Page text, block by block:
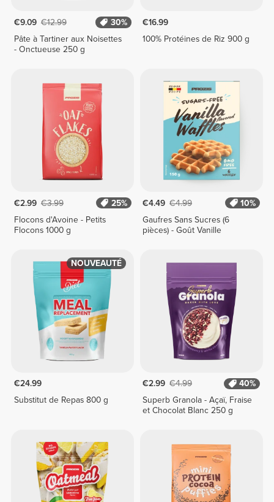
€9.09 €12.99
30%
Pâte à Tartiner aux Noisettes
- Onctueuse 250 g
€16.99
100% Protéines de Riz 900 g
€2.99 €3.99
25%
Flocons d'Avoine - Petits
Flocons 1000 g
€4.49 €4.99
10%
Gaufres Sans Sucres (6
pièces) - Goût Vanille
NOUVEAUTÉ
€24.99
Substitut de Repas 800 g
€2.99 €4.99
40%
Superb Granola - Açaï, Fraise
et Chocolat Blanc 250 g